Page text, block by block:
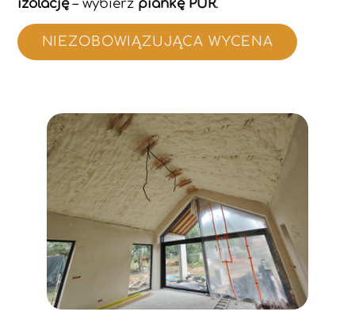
izolację– wybierz piankę PUR.
NIEZOBOWIĄZUJĄCA WYCENA